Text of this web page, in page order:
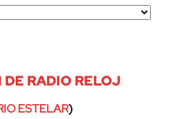
RADIO RELOJ
ESTELAR)